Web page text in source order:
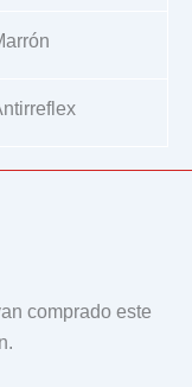
comprado este